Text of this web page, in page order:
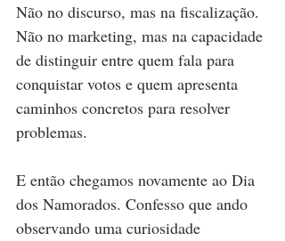
Não no discurso, mas na fiscalização.
Não no marketing, mas na capacidade
de distinguir entre quem fala para
conquistar votos e quem apresenta
caminhos concretos para resolver
problemas.
E então chegamos novamente ao Dia
dos Namorados. Confesso que ando
observando uma curiosidade